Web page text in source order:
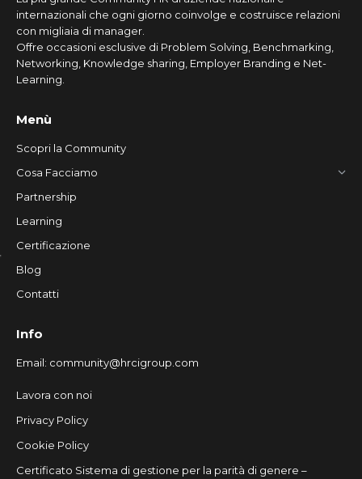
internazionali che ogni giorno coinvolge e costruisce relazioni
con migliaia di manager.
Offre occasioni esclusive di Problem Solving, Benchmarking,
Networking, Knowledge sharing, Employer Branding e Net-
Learning.
Menù
Scopri la Community
Cosa Facciamo
Partnership
Learning
Certificazione
Blog
Contatti
Info
Email: community@hrcigroup.com
Lavora con noi
Privacy Policy
Cookie Policy
Certificato Sistema di gestione per la parità di genere –